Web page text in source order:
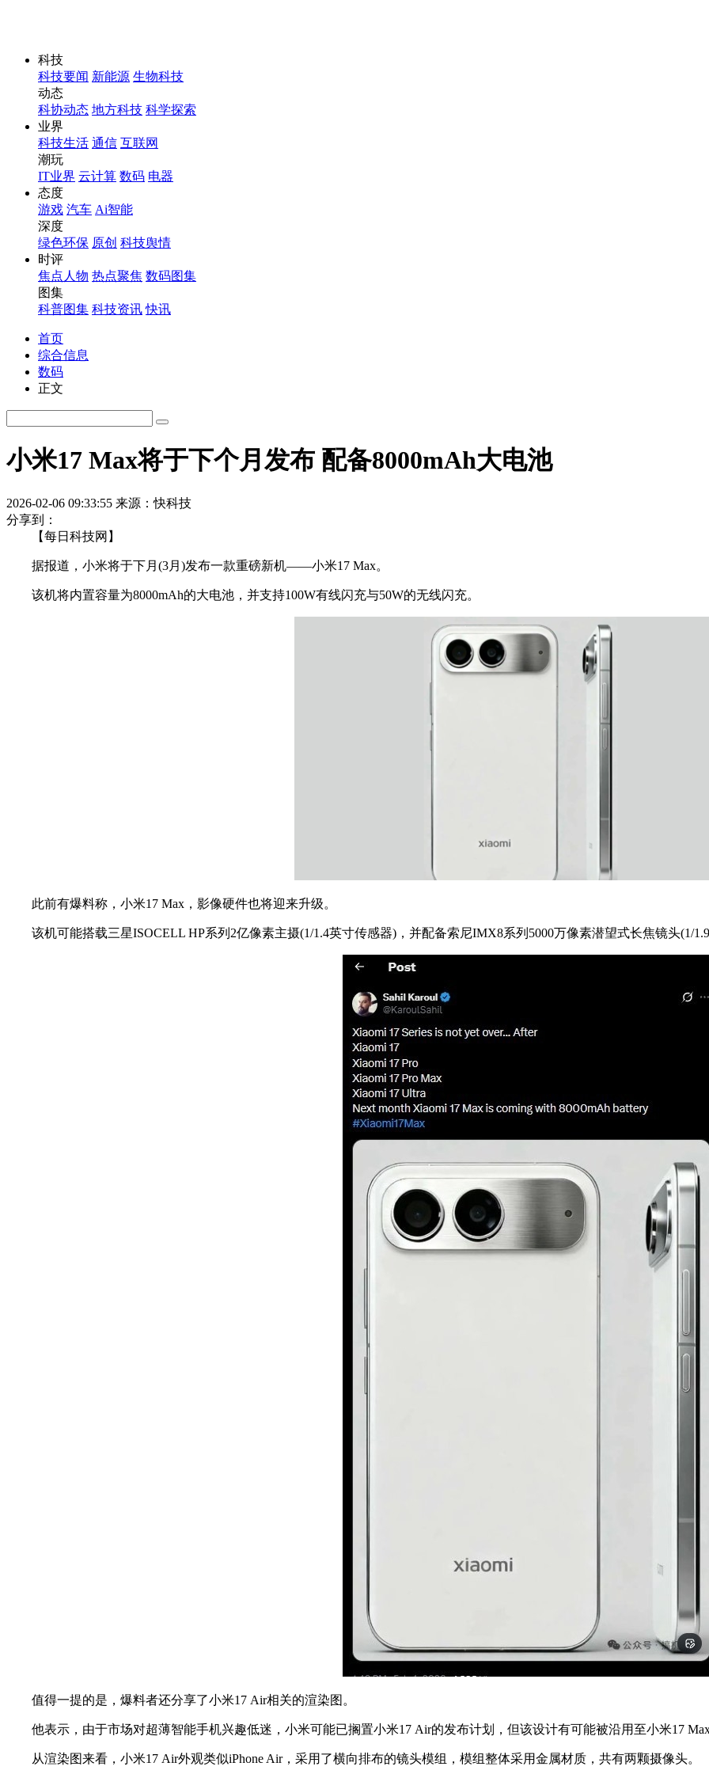
科技
科技要闻 新能源 生物科技
动态
科协动态 地方科技 科学探索
业界
科技生活 通信 互联网
潮玩
IT业界 云计算 数码 电器
态度
游戏 汽车 Ai智能
深度
绿色环保 原创 科技舆情
时评
焦点人物 热点聚焦 数码图集
图集
科普图集 科技资讯 快讯
首页
综合信息
数码
正文
小米17 Max将于下个月发布 配备8000mAh大电池
2026-02-06 09:33:55 来源：快科技
分享到：
【每日科技网】
据报道，小米将于下月(3月)发布一款重磅新机——小米17 Max。
该机将内置容量为8000mAh的大电池，并支持100W有线闪充与50W的无线闪充。
此前有爆料称，小米17 Max，影像硬件也将迎来升级。
该机可能搭载三星ISOCELL HP系列2亿像素主摄(1/1.4英寸传感器)，并配备索尼IMX8系列5000万像素潜望式长焦镜头(1/
值得一提的是，爆料者还分享了小米17 Air相关的渲染图。
他表示，由于市场对超薄智能手机兴趣低迷，小米可能已搁置小米17 Air的发布计划，但该设计有可能被沿用至小米17
从渲染图来看，小米17 Air外观类似iPhone Air，采用了横向排布的镜头模组，模组整体采用金属材质，共有两颗摄像头。